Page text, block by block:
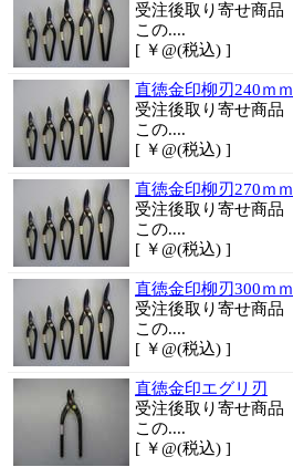
受注後取り寄せ商品
この....
[ ￥@(税込) ]
直徳金印柳刃240ｍｍ
受注後取り寄せ商品
この....
[ ￥@(税込) ]
直徳金印柳刃270ｍｍ
受注後取り寄せ商品
この....
[ ￥@(税込) ]
直徳金印柳刃300ｍｍ
受注後取り寄せ商品
この....
[ ￥@(税込) ]
直徳金印エグリ刃
受注後取り寄せ商品
この....
[ ￥@(税込) ]